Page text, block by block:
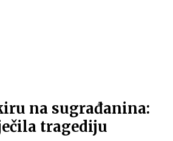
na sugrađanina:
tragediju